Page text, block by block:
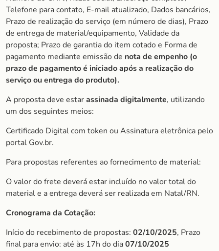
Telefone para contato, E-mail atualizado, Dados bancários,
Prazo de realização do serviço (em número de dias), Prazo
de entrega de material/equipamento, Validade da
proposta; Prazo de garantia do item cotado e Forma de
pagamento mediante emissão de nota de empenho (o
prazo de pagamento é iniciado após a realização do
serviço ou entrega do produto).
A proposta deve estarassinada digitalmente, utilizando
um dos seguintes meios:
Certificado Digital com token ou Assinatura eletrônica pelo
portal Gov.br.
Para propostas referentes ao fornecimento de material:
O valor do frete deverá estar incluído no valor total do
material e a entrega deverá ser realizada em Natal/RN.
Cronograma da Cotação:
Início do recebimento de propostas: 02/10/2025, Prazo
final para envio: até às 17h do dia07/10/2025